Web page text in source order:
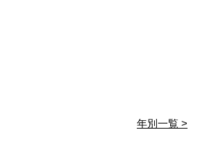
年別一覧 >